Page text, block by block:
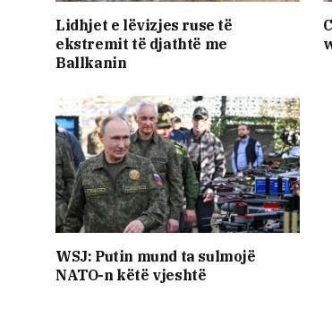
Lidhjet e lëvizjes ruse të
ekstremit të djathtë me
Ballkanin
WSJ: Putin mund ta sulmojë
NATO-n këtë vjeshtë